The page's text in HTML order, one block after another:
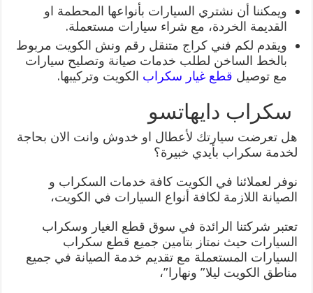
ويمكننا أن نشتري السيارات بأنواعها المحطمة او
القديمة الخردة، مع شراء سيارات مستعملة.
ويقدم لكم فني كراج متنقل رقم ونش الكويت مربوط
بالخط الساخن لطلب خدمات صيانة وتصليح سيارات
مع توصيل قطع غيار سكراب الكويت وتركيبها.
سكراب دايهاتسو
هل تعرضت سيارتك لأعطال او خدوش وانت الان بحاجة
لخدمة سكراب بأيدي خبيرة؟
نوفر لعملائنا في الكويت كافة خدمات السكراب و
الصيانة اللازمة لكافة أنواع السيارات في الكويت،
تعتبر شركتنا الرائدة في سوق قطع الغيار وسكراب
السيارات حيث نمتاز بتامين جميع قطع سكراب
السيارات المستعملة مع تقديم خدمة الصيانة في جميع
مناطق الكويت ليلا” ونهارا”،